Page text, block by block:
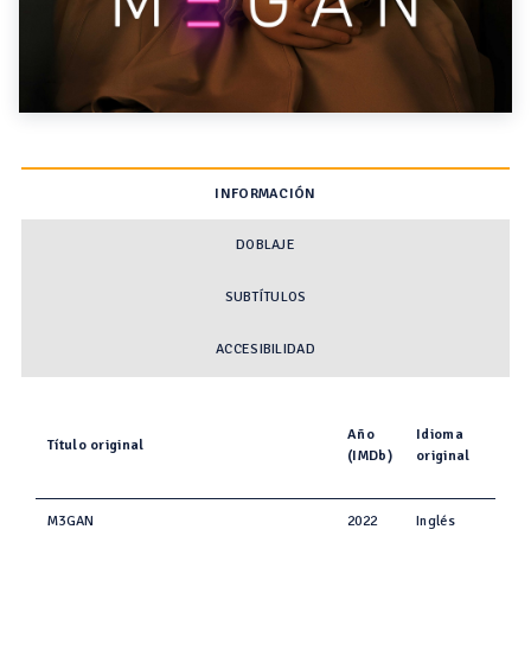
INFORMACIÓN
DOBLAJE
SUBTÍTULOS
ACCESIBILIDAD
Título original
Año
(IMDb)
Idioma
original
M3GAN 2022 Inglés